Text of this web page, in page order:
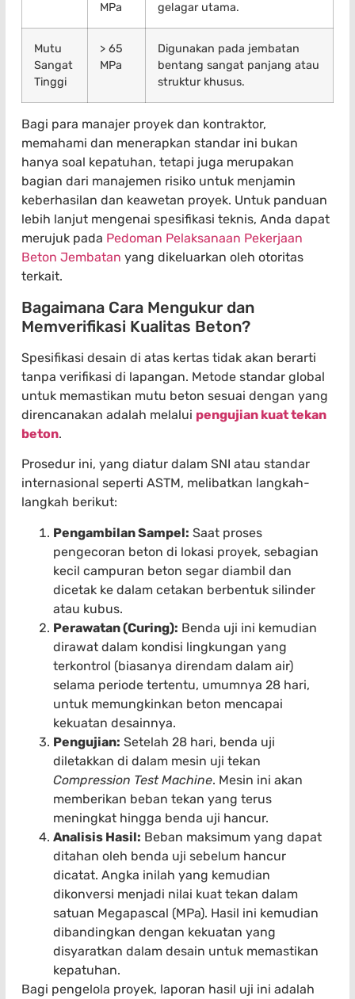
MPa
gelagar utama.
Mutu
Sangat
Tinggi
> 65
MPa
Digunakan pada jembatan
bentang sangat panjang atau
struktur khusus.
Bagi para manajer proyek dan kontraktor,
memahami dan menerapkan standar ini bukan
hanya soal kepatuhan, tetapi juga merupakan
bagian dari manajemen risiko untuk menjamin
keberhasilan dan keawetan proyek. Untuk panduan
lebih lanjut mengenai spesifikasi teknis, Anda dapat
merujuk pada Pedoman Pelaksanaan Pekerjaan
Beton Jembatan yang dikeluarkan oleh otoritas
terkait.
Bagaimana Cara Mengukur dan
Memverifikasi Kualitas Beton?
Spesifikasi desain di atas kertas tidak akan berarti
tanpa verifikasi di lapangan. Metode standar global
untuk memastikan mutu beton sesuai dengan yang
direncanakan adalah melalui pengujian kuat tekan
beton.
Prosedur ini, yang diatur dalam SNI atau standar
internasional seperti ASTM, melibatkan langkah-
langkah berikut:
Pengambilan Sampel: Saat proses
pengecoran beton di lokasi proyek, sebagian
kecil campuran beton segar diambil dan
dicetak ke dalam cetakan berbentuk silinder
atau kubus.
Perawatan (Curing): Benda uji ini kemudian
dirawat dalam kondisi lingkungan yang
terkontrol (biasanya direndam dalam air)
selama periode tertentu, umumnya 28 hari,
untuk memungkinkan beton mencapai
kekuatan desainnya.
Pengujian: Setelah 28 hari, benda uji
diletakkan di dalam mesin uji tekan
Compression Test Machine. Mesin ini akan
memberikan beban tekan yang terus
meningkat hingga benda uji hancur.
Analisis Hasil: Beban maksimum yang dapat
ditahan oleh benda uji sebelum hancur
dicatat. Angka inilah yang kemudian
dikonversi menjadi nilai kuat tekan dalam
satuan Megapascal (MPa). Hasil ini kemudian
dibandingkan dengan kekuatan yang
disyaratkan dalam desain untuk memastikan
kepatuhan.
Bagi pengelola proyek, laporan hasil uji ini adalah